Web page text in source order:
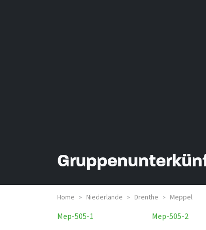
Home > Niederlande > Drenthe > Meppel
Mep-505-1 Mep-505-2